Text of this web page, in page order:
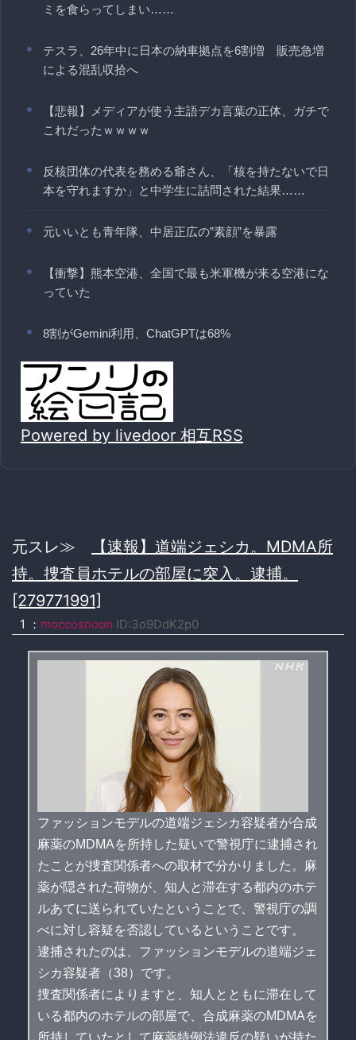
ミを食らってしまい……
テスラ、26年中に日本の納車拠点を6割増 販売急増
による混乱収拾へ
【悲報】メディアが使う主語デカ言葉の正体、ガチで
これだったｗｗｗｗ
反核団体の代表を務める爺さん、「核を持たないで日
本を守れますか」と中学生に詰問された結果……
元いいとも青年隊、中居正広の”素顔”を暴露
【衝撃】熊本空港、全国で最も米軍機が来る空港にな
っていた
8割がGemini利用、ChatGPTは68%
Powered by livedoor 相互RSS
元スレ≫
【速報】道端ジェシカ。MDMA所
持。捜査員ホテルの部屋に突入。逮捕。
[279771991]
1 ： moccosnoon ID:3o9DdK2p0
ファッションモデルの道端ジェシカ容疑者が合成
麻薬のMDMAを所持した疑いで警視庁に逮捕され
たことが捜査関係者への取材で分かりました。麻
薬が隠された荷物が、知人と滞在する都内のホテ
ルあてに送られていたということで、警視庁の調
べに対し容疑を否認しているということです。
逮捕されたのは、ファッションモデルの道端ジェ
シカ容疑者（38）です。
捜査関係者によりますと、知人とともに滞在して
いる都内のホテルの部屋で、合成麻薬のMDMAを